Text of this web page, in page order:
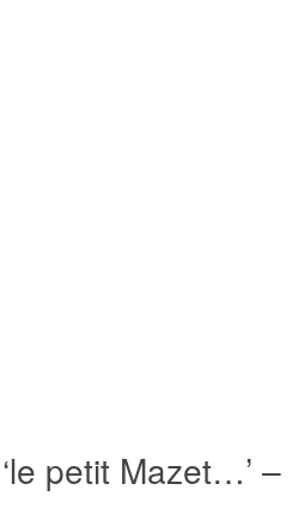
petit Mazet…’